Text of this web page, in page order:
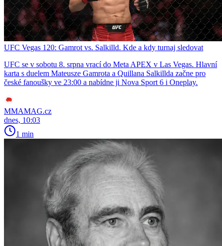
UFC Vegas 120: Gamrot vs. Salkilld. Kde a kdy turnaj sledovat
UFC se v sobotu 8. srpna vrací do Meta APEX v Las Vegas. Hlavní
karta s duelem Mateusze Gamrota a Quillana Salkillda začne pro
české fanoušky ve 23:00 a nabídne ji Nova Sport 6 i Oneplay.
MMAMAG.cz
dnes, 10:03
1 min